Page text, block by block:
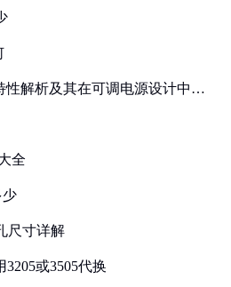
性解析及其在可调电源设计中的
全
少
尺寸详解
或3505代换